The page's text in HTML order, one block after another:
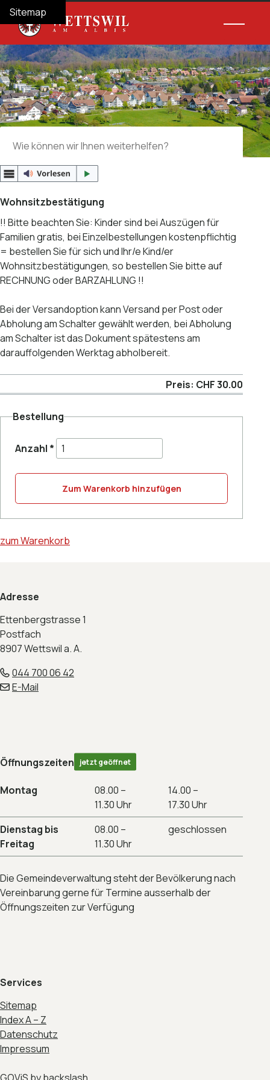
Navigieren in Wettswil am Albis
Schnellnavigation
Home
Navigation
Inhalt
Suche
Sitemap
Suche
Wohnsitzbestätigung
!! Bitte beachten Sie: Kinder sind bei Auszügen für
Familien gratis, bei Einzelbestellungen kostenpflichtig
= bestellen Sie für sich und Ihr/e Kind/er
Wohnsitzbestätigungen, so bestellen Sie bitte auf
RECHNUNG oder BARZAHLUNG !!
Bei der Versandoption kann Versand per Post oder
Abholung am Schalter gewählt werden, bei Abholung
am Schalter ist das Dokument spätestens am
darauffolgenden Werktag abholbereit.
Preis: CHF 30.00
Bestellung
Anzahl *
Zum Warenkorb hinzufügen
zum Warenkorb
Adresse
Ettenbergstrasse 1
Postfach
8907 Wettswil a. A.
044 700 06 42
E-Mail
Öffnungszeiten jetzt geöffnet
Montag
08.00 –
11.30 Uhr
14.00 –
17.30 Uhr
Dienstag bis
Freitag
08.00 –
11.30 Uhr
geschlossen
Die Gemeindeverwaltung steht der Bevölkerung nach
Vereinbarung gerne für Termine ausserhalb der
Öffnungszeiten zur Verfügung
Services
Sitemap
Index A – Z
Datenschutz
Impressum